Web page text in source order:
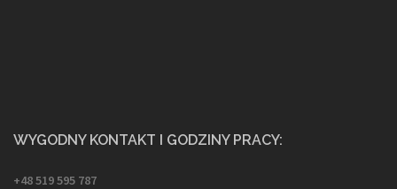
WYGODNY KONTAKT I GODZINY PRACY:
+48 519 595 787